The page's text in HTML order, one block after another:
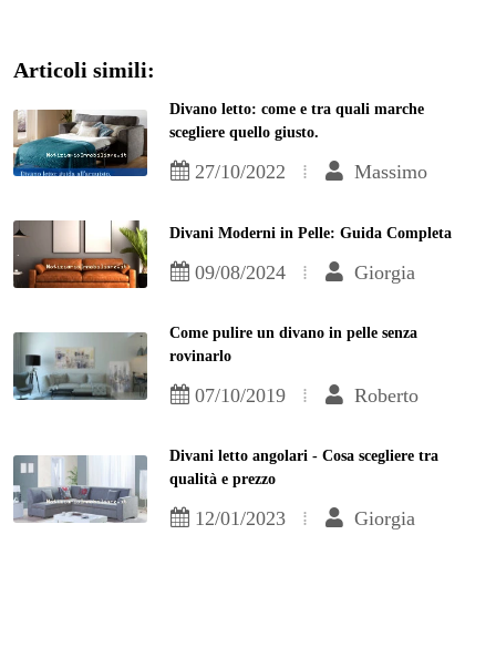
Articoli simili:
Divano letto: come e tra quali marche
scegliere quello giusto.
27/10/2022 Massimo
Divani Moderni in Pelle: Guida Completa
09/08/2024 Giorgia
Come pulire un divano in pelle senza
rovinarlo
07/10/2019 Roberto
Divani letto angolari - Cosa scegliere tra
qualità e prezzo
12/01/2023 Giorgia